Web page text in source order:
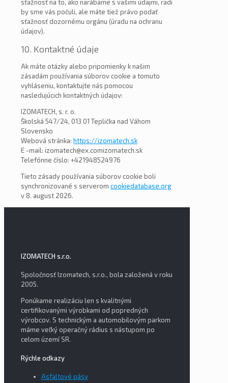
sťažnosť na to, ako narábame s vašimi údajmi, radi
by sme vás počuli, ale máte tiež právo podať
sťažnosť dozornému orgánu (úradu na ochranu
údajov).
10. Kontaktné údaje
Ak máte otázky alebo pripomienky k našim
zásadám používania súborov cookie a tomuto
vyhláseniu, kontaktujte nás pomocou
nasledujúcich kontaktných údajov:
IZOMATECH, s. r. o.
Školská 547/24, 013 01 Teplička nad Váhom
Slovensko
Webová stránka: https://izomatech.sk
E -mail: izomatech@ex.comizomatech.sk
Telefónne číslo: +421948524976
Tieto zásady používania súborov cookie boli
synchronizované s serverom cookiedatabase.org
v 8. august 2026.
IZOMATECH s.r.o.
Spoločnosť Izomatech, s.r.o., bola založená v roku
2005.
Ponúkame realizáciu len s kvalitnými
certifikovanými výrobkami od popredných
výrobcov. S technickým a automobilovým parkom
máme veľký operačný rádius s nástupom po
celom území SR.
Rýchle odkazy
Asfaltové pásy